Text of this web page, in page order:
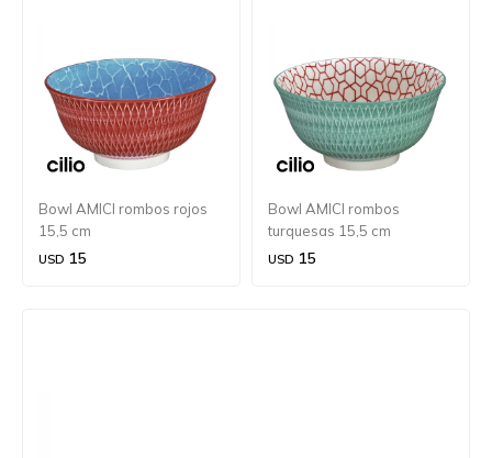
Bowl AMICI rombos rojos
15,5 cm
USD 15
Bowl AMICI rombos
turquesas 15,5 cm
USD 15